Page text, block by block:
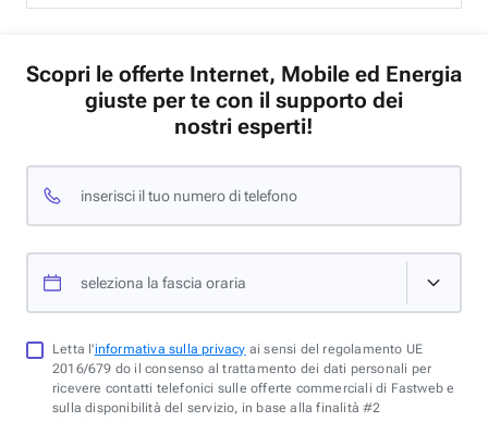
Scopri le offerte Internet, Mobile ed Energia
giuste per te con il supporto dei
nostri esperti!
inserisci il tuo numero di telefono
seleziona la fascia oraria
Letta l'informativa sulla privacy ai sensi del regolamento UE
2016/679 do il consenso al trattamento dei dati personali per
ricevere contatti telefonici sulle offerte commerciali di Fastweb e
sulla disponibilità del servizio, in base alla finalità #2